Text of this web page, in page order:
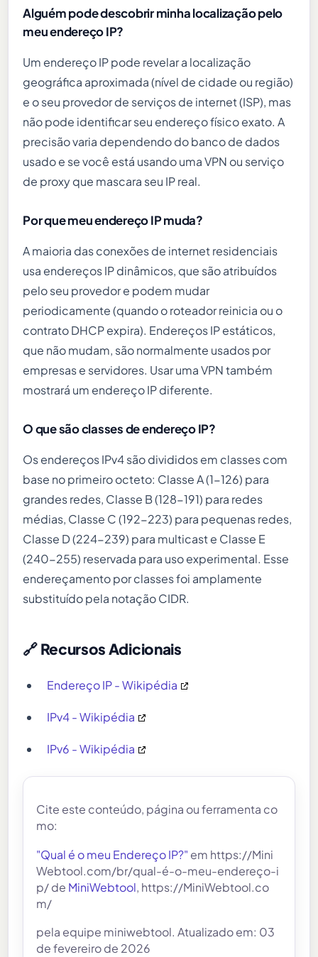
Alguém pode descobrir minha localização pelo
meu endereço IP?
Um endereço IP pode revelar a localização
geográfica aproximada (nível de cidade ou região)
e o seu provedor de serviços de internet (ISP), mas
não pode identificar seu endereço físico exato. A
precisão varia dependendo do banco de dados
usado e se você está usando uma VPN ou serviço
de proxy que mascara seu IP real.
Por que meu endereço IP muda?
A maioria das conexões de internet residenciais
usa endereços IP dinâmicos, que são atribuídos
pelo seu provedor e podem mudar
periodicamente (quando o roteador reinicia ou o
contrato DHCP expira). Endereços IP estáticos,
que não mudam, são normalmente usados por
empresas e servidores. Usar uma VPN também
mostrará um endereço IP diferente.
O que são classes de endereço IP?
Os endereços IPv4 são divididos em classes com
base no primeiro octeto: Classe A (1-126) para
grandes redes, Classe B (128-191) para redes
médias, Classe C (192-223) para pequenas redes,
Classe D (224-239) para multicast e Classe E
(240-255) reservada para uso experimental. Esse
endereçamento por classes foi amplamente
substituído pela notação CIDR.
🔗 Recursos Adicionais
Endereço IP - Wikipédia
IPv4 - Wikipédia
IPv6 - Wikipédia
Cite este conteúdo, página ou ferramenta co
mo:
"Qual é o meu Endereço IP?" em https://Mini
Webtool.com/br/qual-é-o-meu-endereço-i
p/ de MiniWebtool, https://MiniWebtool.co
m/
pela equipe miniwebtool. Atualizado em: 03
de fevereiro de 2026